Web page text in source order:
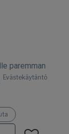
paremman
Evästekäytäntö